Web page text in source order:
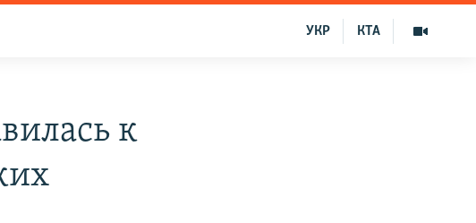
КТА
УКР
к